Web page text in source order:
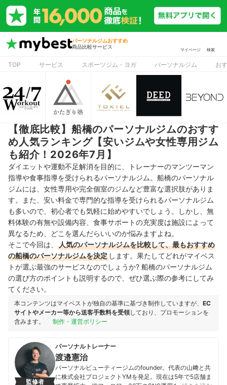
パーソナルジムおすすめ
商品比較サービス
マイページ 検索
TOP サービス スポーツジム・ヨガ パーソナルジム お
【徹底比較】船橋のパーソナルジムのおすす
め人気ランキング【安いジムや女性専用ジム
も紹介！2026年7月】
ダイエットや運動不足解消を目的に、トレーナーのマンツーマン
指導や食事指導を受けられるパーソナルジム。船橋のパーソナル
ジムには、女性専用や完全個室のジムなど豊富な選択肢がありま
す。また、安い料金で専門的な指導を受けられるパーソナルジム
も多いので、初心者でも気軽に始めやすいでしょう。しかし、無
料体験の有無や設備内容、食事サポートの充実度は施設によって
異なるため、どこを選んだらいいのか悩みますよね。
そこで今回は、
人気のパーソナルジムを比較して、最もおすすめ
の船橋のパーソナルジムを決定 します。果たしてどれがマイベス
トが選ぶ最強のサービスなのでしょうか? 船橋のパーソナルジム
の選び方のポイントも説明するので、ぜひ選ぶ際の参考にしてみ
てください。
本コンテンツはマイベストが独自の基準に基づき制作していますが、 EC
サイトやメーカー等から送客手数料を受領しており、プロモーションを
含みます。
制作・運営ポリシー
監修者
パーソナルトレーナー
渡邉憲治
パーソナルビューティージムのfounder。代表の山﨑と共
に株式会社プロジェクトYMを発足。現在は5年で5店舗ま